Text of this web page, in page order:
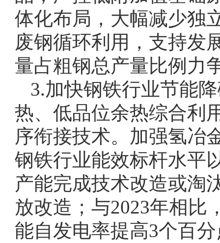
体化布局，大幅减少独
废钢循环利用，支持发
量占粗钢总产量比例力
3.加快钢铁行业节能
热、低品位余热综合利
序衔接技术。加强氢冶
钢铁行业能效标杆水平
产能完成技术改造或淘
放改造；与2023年相比
能自发电率提高3个百